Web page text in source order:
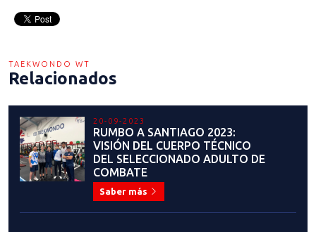
TAEKWONDO WT
Relacionados
20-09-2023
RUMBO A SANTIAGO 2023:
VISIÓN DEL CUERPO TÉCNICO
DEL SELECCIONADO ADULTO DE
COMBATE
Saber más